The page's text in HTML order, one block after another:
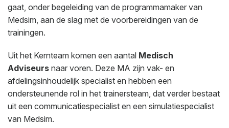
gaat, onder begeleiding van de programmamaker van
Medsim, aan de slag met de voorbereidingen van de
trainingen.
Uit het Kernteam komen een aantal Medisch
Adviseurs naar voren. Deze MA zijn vak- en
afdelingsinhoudelijk specialist en hebben een
ondersteunende rol in het trainersteam, dat verder bestaat
uit een communicatiespecialist en een simulatiespecialist
van Medsim.